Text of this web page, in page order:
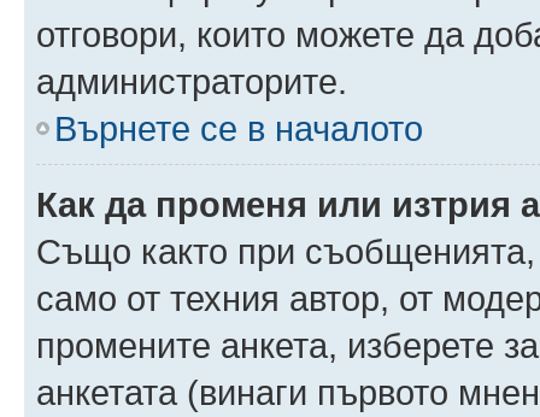
отговори, които можете да
администраторите.
Върнете се в началото
Как да променя или изтрия
Също както при съобщенията,
само от техния автор, от
промените анкета, изберете
анкетата (винаги първото